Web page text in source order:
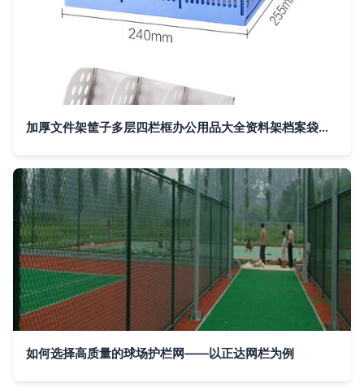
加厚文件架筐子多层四栏框办公用品大全资料架档案袋文件夹收纳盒置物盘篮学生用书架简易
如何选择高质量的球场护栏网——以正达网栏为例